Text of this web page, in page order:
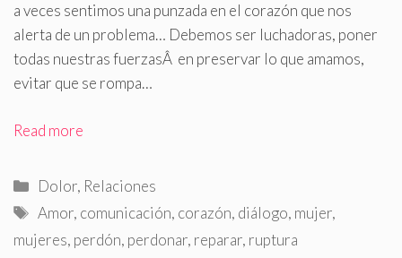
a veces sentimos una punzada en el corazón que nos
alerta de un problema… Debemos ser luchadoras, poner
todas nuestras fuerzasÂ en preservar lo que amamos,
evitar que se rompa…
Read more
Categorías
Dolor, Relaciones
Etiquetas
Amor, comunicación, corazón, diálogo, mujer,
mujeres, perdón, perdonar, reparar, ruptura